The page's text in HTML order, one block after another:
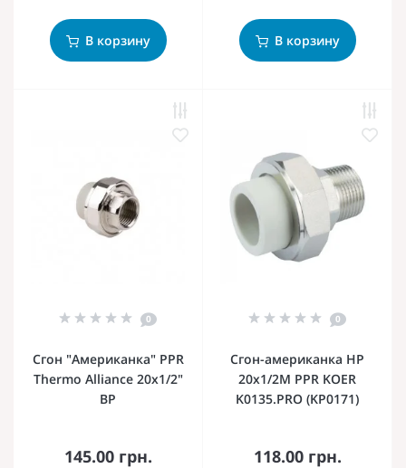
В корзину В корзину
0
Сгон "Американка" PPR
Thermo Alliance 20х1/2"
ВР
145.00 грн.
0
Сгон-американка НР
20x1/2M PPR KOER
K0135.PRO (KP0171)
118.00 грн.